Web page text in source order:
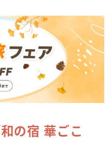
の宿 華ごこ